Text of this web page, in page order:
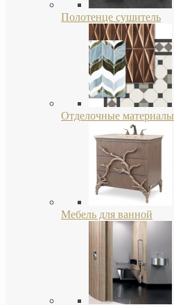
Полотенце сушитель
Отделочные материалы
Мебель для ванной